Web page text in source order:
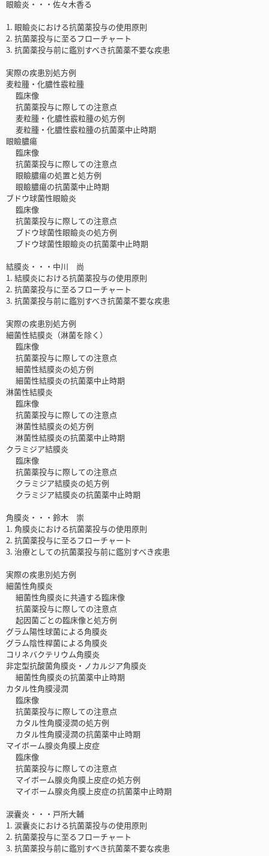
眼瞼炎・・・佐々木香る
1. 眼瞼炎における抗菌薬投与の使用原則
2. 抗菌薬投与に至るフローチャート
3. 抗菌薬投与前に鑑別すべき抗菌薬不要な疾患
実際の疾患別処方例
麦粒腫・化膿性霰粒腫
臨床像
抗菌薬投与に際しての注意点
麦粒腫・化膿性霰粒腫の処方例
麦粒腫・化膿性霰粒腫の抗菌薬中止時期
眼瞼膿瘍
臨床像
抗菌薬投与に際しての注意点
眼瞼膿瘍の処置と処方例
眼瞼膿瘍の抗菌薬中止時期
ブドウ球菌性眼瞼炎
臨床像
抗菌薬投与に際しての注意点
ブドウ球菌性眼瞼炎の処方例
ブドウ球菌性眼瞼炎の抗菌薬中止時期
結膜炎・・・中川 尚
1. 結膜炎における抗菌薬投与の使用原則
2. 抗菌薬投与に至るフローチャート
3. 抗菌薬投与前に鑑別すべき抗菌薬不要な疾患
実際の疾患別処方例
細菌性結膜炎（淋菌を除く）
臨床像
抗菌薬投与に際しての注意点
細菌性結膜炎の処方例
細菌性結膜炎の抗菌薬中止時期
淋菌性結膜炎
臨床像
抗菌薬投与に際しての注意点
淋菌性結膜炎の処方例
淋菌性結膜炎の抗菌薬中止時期
クラミジア結膜炎
臨床像
抗菌薬投与に際しての注意点
クラミジア結膜炎の処方例
クラミジア結膜炎の抗菌薬中止時期
角膜炎・・・鈴木 崇
1. 角膜炎における抗菌薬投与の使用原則
2. 抗菌薬投与に至るフローチャート
3. 治療としての抗菌薬投与前に鑑別すべき疾患
実際の疾患別処方例
細菌性角膜炎
細菌性角膜炎に共通する臨床像
抗菌薬投与に際しての注意点
起因菌ごとの臨床像と処方例
グラム陽性球菌による角膜炎
グラム陰性桿菌による角膜炎
コリネバクテリウム角膜炎
非定型抗酸菌角膜炎・ノカルジア角膜炎
細菌性角膜炎の抗菌薬中止時期
カタル性角膜浸潤
臨床像
抗菌薬投与に際しての注意点
カタル性角膜浸潤の処方例
カタル性角膜浸潤の抗菌薬中止時期
マイボーム腺炎角膜上皮症
臨床像
抗菌薬投与に際しての注意点
マイボーム腺炎角膜上皮症の処方例
マイボーム腺炎角膜上皮症の抗菌薬中止時期
涙囊炎・・・戸所大輔
1. 涙囊炎における抗菌薬投与の使用原則
2. 抗菌薬投与に至るフローチャート
3. 抗菌薬投与前に鑑別すべき抗菌薬不要な疾患